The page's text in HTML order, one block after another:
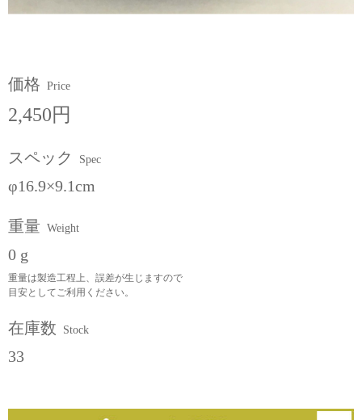
価格 Price
2,450円
スペック Spec
φ16.9×9.1cm
重量 Weight
0 g
重量は製造工程上、誤差が生じますので
目安としてご利用ください。
在庫数 Stock
33